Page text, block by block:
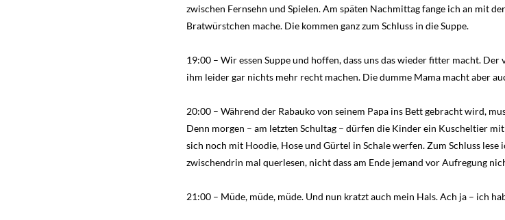
zwischen Fernsehn und Spielen. Am späten Nachmittag fange ich an mit
Bratwürstchen mache. Die kommen ganz zum Schluss in die Suppe.
19:00 – Wir essen Suppe und hoffen, dass uns das wieder fitter macht.
ihm leider gar nichts mehr recht machen. Die dumme Mama macht aber
20:00 – Während der Rabauko von seinem Papa ins Bett gebracht wird,
Denn morgen – am letzten Schultag – dürfen die Kinder ein Kuscheltier
sich noch mit Hoodie, Hose und Gürtel in Schale werfen. Zum Schluss lese
zwischendrin mal querlesen, nicht dass am Ende jemand vor Aufregung
21:00 – Müde, müde, müde. Und nun kratzt auch mein Hals. Ach ja – ich